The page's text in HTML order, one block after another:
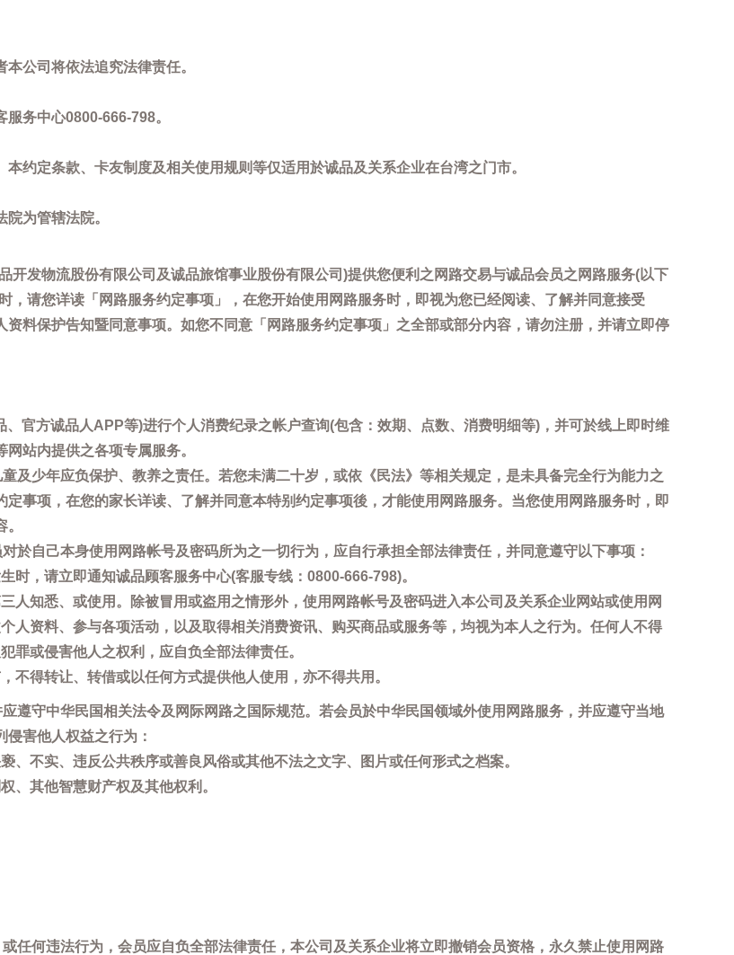
公司将依法追究法律责任。
务中心0800-666-798。
约定条款、卡友制度及相关使用规则等仅适用於诚品及关系企业在台湾之门市。
为管辖法院。
开发物流股份有限公司及诚品旅馆事业股份有限公司)提供您便利之网路交易与诚品会员之网路服务(以下
，请您详读「网路服务约定事项」，在您开始使用网路服务时，即视为您已经阅读、了解并同意接受
资料保护告知暨同意事项。如您不同意「网路服务约定事项」之全部或部分内容，请勿注册，并请立即停
官方诚品人APP等)进行个人消费纪录之帐户查询(包含：效期、点数、消费明细等)，并可於线上即时维
站内提供之各项专属服务。
及少年应负保护、教养之责任。若您未满二十岁，或依《民法》等相关规定，是未具备完全行为能力之
事项，在您的家长详读、了解并同意本特别约定事项後，才能使用网路服务。当您使用网路服务时，即
於自己本身使用网路帐号及密码所为之一切行为，应自行承担全部法律责任，并同意遵守以下事项：
时，请立即通知诚品顾客服务中心(客服专线：0800-666-798)。
人知悉、或使用。除被冒用或盗用之情形外，使用网路帐号及密码进入本公司及关系企业网站或使用网
人资料、参与各项活动，以及取得相关消费资讯、购买商品或服务等，均视为本人之行为。任何人不得
罪或侵害他人之权利，应自负全部法律责任。
不得转让、转借或以任何方式提供他人使用，亦不得共用。
遵守中华民国相关法令及网际网路之国际规范。若会员於中华民国领域外使用网路服务，并应遵守当地
害他人权益之行为：
、不实、违反公共秩序或善良风俗或其他不法之文字、图片或任何形式之档案。
、其他智慧财产权及其他权利。
任何违法行为，会员应自负全部法律责任，本公司及关系企业将立即撤销会员资格，永久禁止使用网路